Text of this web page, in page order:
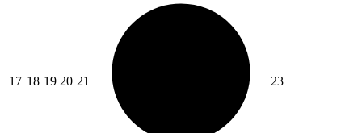
17 18 19 20 21 23